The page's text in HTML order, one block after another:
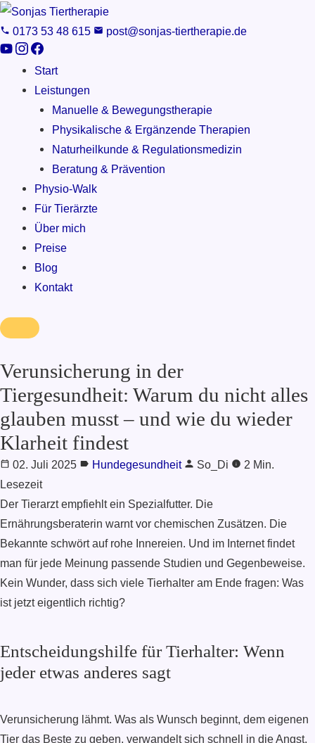
0173 53 48 615 post@sonjas-tiertherapie.de
Start
Leistungen
Manuelle & Bewegungstherapie
Physikalische & Ergänzende Therapien
Naturheilkunde & Regulationsmedizin
Beratung & Prävention
Physio-Walk
Für Tierärzte
Über mich
Preise
Blog
Kontakt
Verunsicherung in der
Tiergesundheit: Warum du nicht alles
glauben musst – und wie du wieder
Klarheit findest
02. Juli 2025 Hundegesundheit So_Di
2 Min.
Lesezeit
Der Tierarzt empfiehlt ein Spezialfutter. Die
Ernährungsberaterin warnt vor chemischen Zusätzen. Die
Bekannte schwört auf rohe Innereien. Und im Internet findet
man für jede Meinung passende Studien und Gegenbeweise.
Kein Wunder, dass sich viele Tierhalter am Ende fragen: Was
ist jetzt eigentlich richtig?
Entscheidungshilfe für Tierhalter: Wenn
jeder etwas anderes sagt
Verunsicherung lähmt. Was als Wunsch beginnt, dem eigenen
Tier das Beste zu geben, verwandelt sich schnell in die Angst,